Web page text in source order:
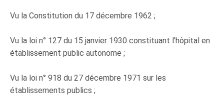
Vu la Constitution du 17 décembre 1962 ;
Vu la loi n° 127 du 15 janvier 1930 constituant l'hôpital en
établissement public autonome ;
Vu la loi n° 918 du 27 décembre 1971 sur les
établissements publics ;